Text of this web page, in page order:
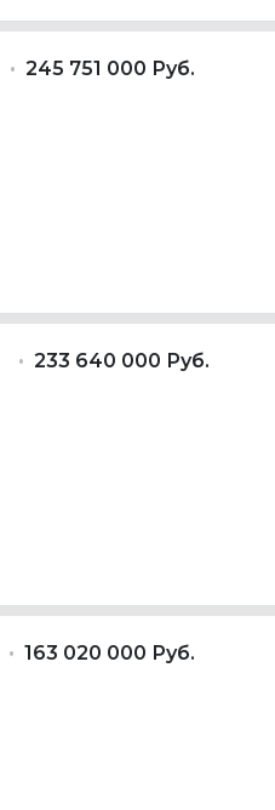
245 751 000 Руб.
233 640 000 Руб.
163 020 000 Руб.